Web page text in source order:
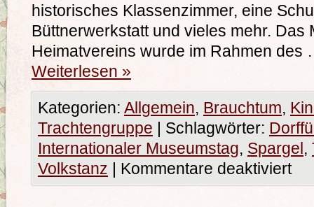
historisches Klassenzimmer, eine
Büttnerwerkstatt und vieles mehr. Das
Heimatvereins wurde im Rahmen des
Weiterlesen »
Kategorien: Allgemein, Brauchtum,
Trachtengruppe | Schlagwörter:
Internationaler Museumstag, Spargel,
Volkstanz | Kommentare deaktiviert